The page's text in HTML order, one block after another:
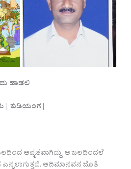
ಹಾಡಲಿ
| ಕುಡಿಯಂಗ |
ಆವೃತವಾಗಿದ್ದು, ಆ ಜಲದಿಂದಲೆ
ಎನ್ನಲಾಗುತ್ತದೆ. ಆದಿಮಾನವನ ಜೊತೆ